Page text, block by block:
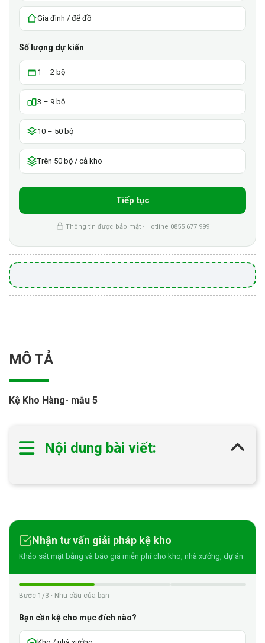
Gia đình / để đồ
Số lượng dự kiến
1 – 2 bộ
3 – 9 bộ
10 – 50 bộ
Trên 50 bộ / cả kho
Tiếp tục
Thông tin được bảo mật · Hotline 0855 677 999
MÔ TẢ
Kệ Kho Hàng- mẫu 5
Nội dung bài viết:
Nhận tư vấn giải pháp kệ kho
Khảo sát mặt bằng và báo giá miễn phí cho kho, nhà xưởng, dự án
Bước 1/3 · Nhu cầu của bạn
Bạn cần kệ cho mục đích nào?